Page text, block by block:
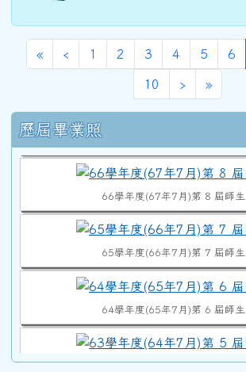
«第一頁
‹ 上一頁
1 2 3 4 5 6
10 ›下一頁
»最後頁
右邊區域內容
歷屆畢業照
70學年度(71年7月)第12屆師生
64學年度(65年7月)第 6 屆師生
63學年度(64年7月)第 5 屆師生